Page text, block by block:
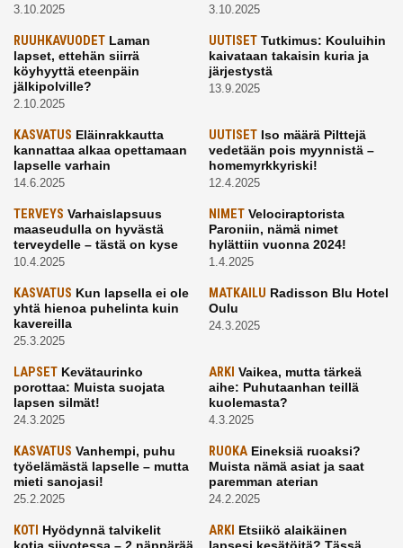
3.10.2025 3.10.2025
RUUHKAVUODET Laman
lapset, ettehän siirrä
köyhyyttä eteenpäin
jälkipolville?
2.10.2025
UUTISETTutkimus: Kouluihin
kaivataan takaisin kuria ja
järjestystä
13.9.2025
KASVATUS Eläinrakkautta
kannattaa alkaa opettamaan
lapselle varhain
14.6.2025
UUTISETIso määrä Pilttejä
vedetään pois myynnistä –
homemyrkkyriski!
12.4.2025
TERVEYS Varhaislapsuus
maaseudulla on hyvästä
terveydelle – tästä on kyse
10.4.2025
NIMETVelociraptorista
Paroniin, nämä nimet
hylättiin vuonna 2024!
1.4.2025
KASVATUS Kun lapsella ei ole
yhtä hienoa puhelinta kuin
kavereilla
25.3.2025
MATKAILU Radisson Blu Hotel
Oulu
24.3.2025
LAPSET Kevätaurinko
porottaa: Muista suojata
lapsen silmät!
24.3.2025
ARKI Vaikea, mutta tärkeä
aihe: Puhutaanhan teillä
kuolemasta?
4.3.2025
KASVATUS Vanhempi, puhu
työelämästä lapselle – mutta
mieti sanojasi!
25.2.2025
RUOKAEineksiä ruoaksi?
Muista nämä asiat ja saat
paremman aterian
24.2.2025
KOTI Hyödynnä talvikelit
kotia siivotessa – 2 näppärää
ARKI Etsiikö alaikäinen
lapsesi kesätöitä? Tässä